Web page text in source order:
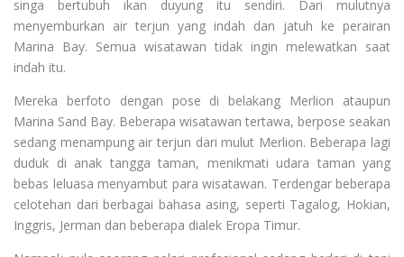
singa bertubuh ikan duyung itu sendiri. Dari mulutnya
menyemburkan air terjun yang indah dan jatuh ke perairan
Marina Bay. Semua wisatawan tidak ingin melewatkan saat
indah itu.
Mereka berfoto dengan pose di belakang Merlion ataupun
Marina Sand Bay. Beberapa wisatawan tertawa, berpose seakan
sedang menampung air terjun dari mulut Merlion. Beberapa lagi
duduk di anak tangga taman, menikmati udara taman yang
bebas leluasa menyambut para wisatawan. Terdengar beberapa
celotehan dari berbagai bahasa asing, seperti Tagalog, Hokian,
Inggris, Jerman dan beberapa dialek Eropa Timur.